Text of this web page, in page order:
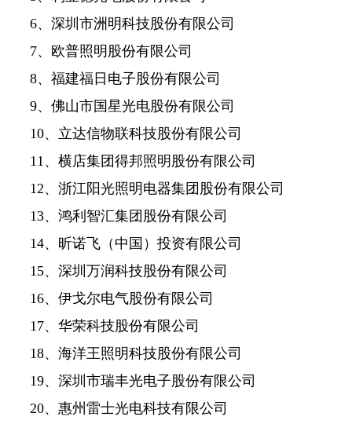
6、深圳市洲明科技股份有限公司
7、欧普照明股份有限公司
8、福建福日电子股份有限公司
9、佛山市国星光电股份有限公司
10、立达信物联科技股份有限公司
11、横店集团得邦照明股份有限公司
12、浙江阳光照明电器集团股份有限公司
13、鸿利智汇集团股份有限公司
14、昕诺飞（中国）投资有限公司
15、深圳万润科技股份有限公司
16、伊戈尔电气股份有限公司
17、华荣科技股份有限公司
18、海洋王照明科技股份有限公司
19、深圳市瑞丰光电子股份有限公司
20、惠州雷士光电科技有限公司